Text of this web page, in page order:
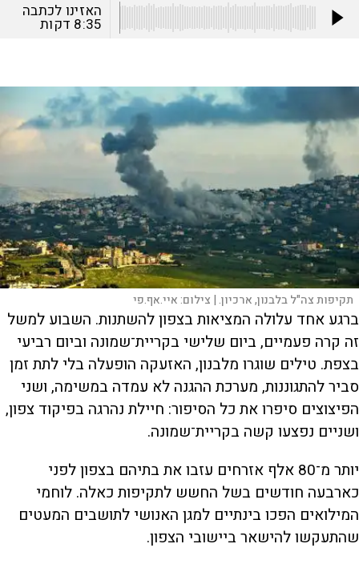
האזינו לכתבה
8:35 דקות
תקיפות צה"ל בלבנון, ארכיון. | צילום:איי.אף.פי
ברגע אחד עלולה המציאות בצפון להשתנות. השבוע למשל
זה קרה פעמיים, ביום שלישי בקריית־שמונה וביום רביעי
בצפת. טילים שוגרו מלבנון, האזעקה הופעלה בלי לתת זמן
סביר להתגוננות, מערכת ההגנה לא עמדה במשימה, ושני
הפיצוצים סיפרו את כל הסיפור: חיילת נהרגה בפיקוד צפון,
ושניים נפצעו קשה בקריית־שמונה.
יותר מ־80 אלף אזרחים עזבו את בתיהם בצפון לפני
כארבעה חודשים בשל החשש לתקיפות כאלה. לוחמי
המילואים הפכו בינתיים למגן האנושי לתושבים המעטים
שהתעקשו להישאר ביישובי הצפון.